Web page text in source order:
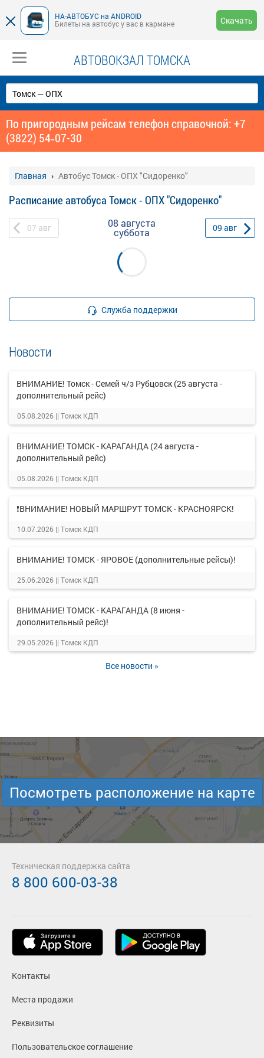
НА-АВТОБУС на ANDROID
Билеты на автобус у вас в кармане
Скачать
АВТОВОКЗАЛ ТОМСКА
По пригородным рейсам телефон справочной: +7
(3822) 54‑07-30
Главная Автобус Томск - ОПХ "Сидоренко"
Расписание автобуса Томск - ОПХ "Сидоренко"
07 авг 08 августа
суббота 09 авг
Служба поддержки
Новости
ВНИМАНИЕ! Томск - Семей ч/з Рубцовск (25 августа -
дополнительный рейс)
05.08.2026 || Томск КДП
ВНИМАНИЕ! ТОМСК - КАРАГАНДА (24 августа -
дополнительный рейс)
05.08.2026 || Томск КДП
❗ВНИМАНИЕ! НОВЫЙ МАРШРУТ ТОМСК - КРАСНОЯРСК!
10.07.2026 || Томск КДП
ВНИМАНИЕ! ТОМСК - ЯРОВОЕ (дополнительные рейсы)!
25.06.2026 || Томск КДП
ВНИМАНИЕ! ТОМСК - КАРАГАНДА (8 июня -
дополнительный рейс)!
29.05.2026 || Томск КДП
Все новости »
Посмотреть расположение на карте
Контакты
Места продажи
Реквизиты
Пользовательское соглашение
Техническая поддержка сайта
8 800 600-03-38